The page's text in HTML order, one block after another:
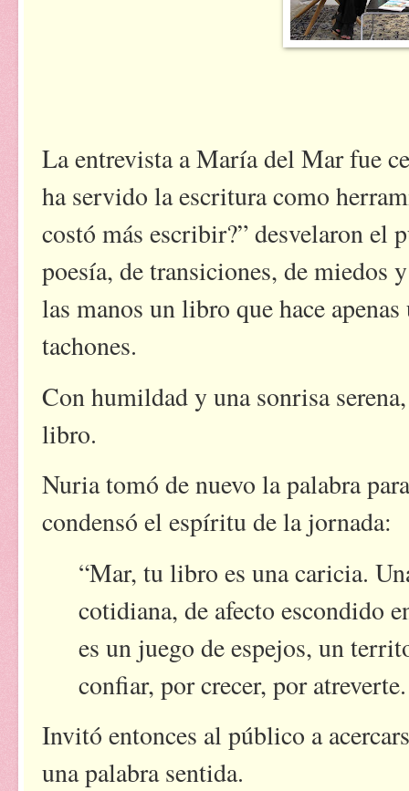
La entrevista a María del Mar fue
ha servido la escritura como
costó más escribir?” desvelaron el
poesía, de transiciones, de miedos
las manos un libro que hace
tachones.
Con humildad y una sonrisa
libro.
Nuria tomó de nuevo la palabra
condensó el espíritu de la jornada:
“Mar, tu libro es una caricia.
cotidiana, de afecto escondido
es un juego de espejos, un
confiar, por crecer, por
Invitó entonces al público a
una palabra sentida.